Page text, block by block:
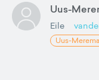
Uus-
Eile
Uus-